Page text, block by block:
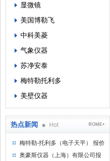
显微镜
美国博勒飞
中科美菱
气象仪器
苏净安泰
梅特勒托利多
美壁仪器
热点新闻 Hot ROME+
梅特勒-托利多（电子天平） 报价
单
奥豪斯仪器（上海）有限公司报